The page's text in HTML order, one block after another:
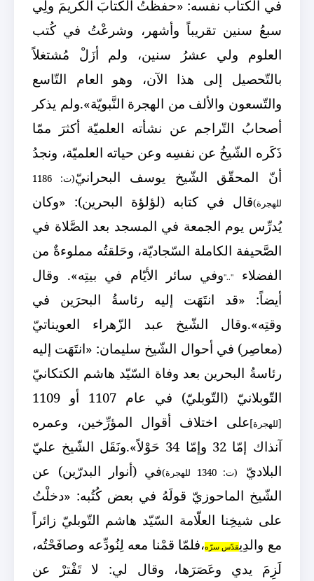
في الكتاب نفسه: «حفظتُ الكتابَ الكريمَ ولِي
سبعُ سنين تقريباً وأشهر، وشرعْتُ في كُتب
العلوم ولي عشرُ سنين، ولم أزَلْ مُشتغلاً
بالتّحصيل إلى هذا الآن، وهو العام التّاسع
والتّسعون والألف من الهجرة النَّبويّة».ولم يذكر
أصحابُ التّراجم عن نشأته العلميّة أكثرَ ممّا
ذَكَره الشّيخُ عن نفسِه وعن حياته العلميّة، ونجدُ
أنّ المحقّق الشّيخ يوسف البحرانيّ
(ت: 1186
للهجرة)قال في كتابه (لؤلؤة البحرين): «وكان
يُدرِّس يوم الجمعة في المسجد بعد الصَّلاة في
الصَّحيفة الكاملة السّجاديّة، وحَلقتُه مملوءةٌ من
الفضلاء
".."وفي سائر الأيّام في بيتِه». وقال
أيضاً: «قد انتَهَت إليه رئاسةُ البحرَين في
وقتِه».وقال الشّيخ عبد الزّهراء العويناتيّ
(معاصِر) في أحوال الشّيخ سليمان: «انتَهَت إليه
رئاسةُ البحرين بعد وفاة السّيّد هاشم الكتكانيّ
التّوبلانيّ (التّوبليّ) في عام 1107 أو 1109
[للهجرة]على اختلاف أقوال المؤرِّخين، وعمره
آنذاك إمّا 32 وإمّا 34 حَوْلاً».
ونَقَل الشّيخ عليّ
البلاديّ
(ت: 1340 للهجرة)
في (أنوار البدرّين) عن
الشّيخ الماحوزيّ قولَهُ في بعض كُتُبه: «دخلْتُ
على شيخِنا العلّامة السّيّد هاشم التّوبليّ زائراً
مع والدِيقدّس سرّه،فلمّا قمْنا معه لِنُودِّعه وصافَحْتُه،
لَزِمَ يدي وعَصَرَها، وقال لي: لا تَفْترْ عن